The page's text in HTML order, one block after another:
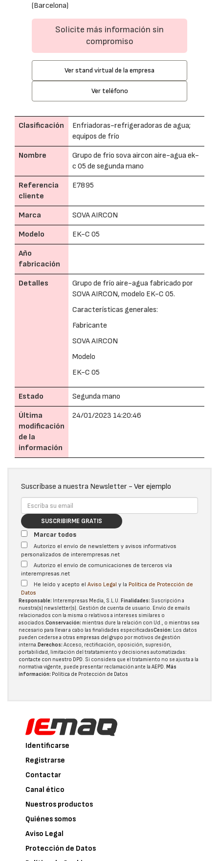
(Barcelona)
Solicite más información sin
compromiso
Ver stand virtual de la empresa
Ver teléfono
Clasificación
Enfriadoras-refrigeradoras de agua;
equipos de frío
Nombre
Grupo de frio sova aircon aire-agua ek-
c 05 de segunda mano
Referencia
cliente
E7895
Marca SOVA AIRCON
Modelo EK-C 05
Año
fabricación
Detalles
Grupo de frío aire-agua fabricado por
SOVA AIRCON, modelo EK-C 05.
Características generales:
Fabricante
SOVA AIRCON
Modelo
EK-C 05
Estado Segunda mano
Última
modificación
de la
información
24/01/2023 14:20:46
Suscríbase a nuestra Newsletter - Ver ejemplo
SUSCRIBIRME GRATIS
Marcar todos
Autorizo el envío de newsletters y avisos informativos
personalizados de interempresas.net
Autorizo el envío de comunicaciones de terceros vía
interempresas.net
He leído y acepto el Aviso Legal y la Política de Protección de
Datos
Responsable: Interempresas Media, S.L.U. Finalidades: Suscripción a
nuestra(s) newsletter(s). Gestión de cuenta de usuario. Envío de emails
relacionados con la misma o relativos a intereses similares o
asociados.Conservación: mientras dure la relación con Ud., o mientras sea
necesario para llevar a cabo las finalidades especificadasCesión: Los datos
pueden cederse a otras empresas del grupo por motivos de gestión
interna.Derechos: Acceso, rectificación, oposición, supresión,
portabilidad, limitación del tratatamiento y decisiones automatizadas:
contacte con nuestro DPD. Si considera que el tratamiento no se ajusta a la
normativa vigente, puede presentar reclamación ante la AEPD. Más
información: Política de Protección de Datos
Identificarse
Registrarse
Contactar
Canal ético
Nuestros productos
Quiénes somos
Aviso Legal
Protección de Datos